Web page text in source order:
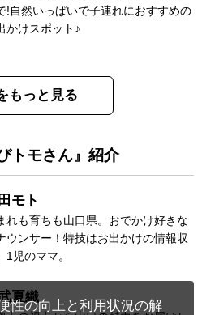
もっと見る
!自然いっぱいで子連れにおすすめの
かけスポット♪
トモさん』紹介
モト
れも育ちも山口県。おでかけ好きな
ウンサー！特技はお出かけの情報収
1児のママ。
夏織
性の向上と利用状況の解